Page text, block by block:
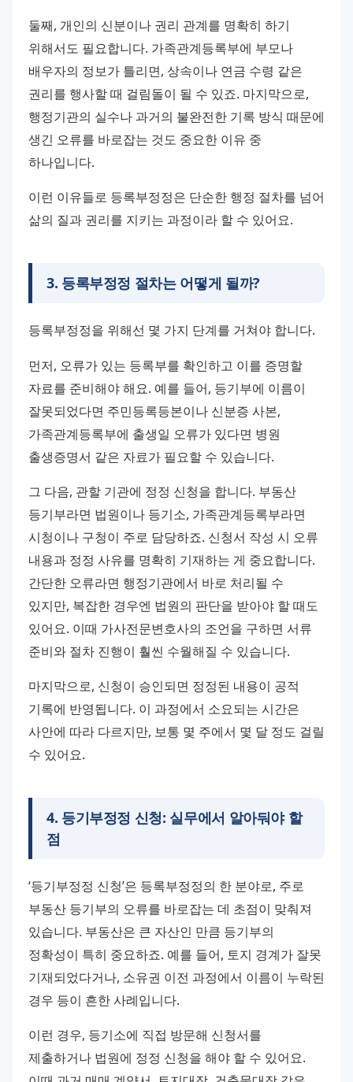
둘째, 개인의 신분이나 권리 관계를 명확히 하기
위해서도 필요합니다. 가족관계등록부에 부모나
배우자의 정보가 틀리면, 상속이나 연금 수령 같은
권리를 행사할 때 걸림돌이 될 수 있죠. 마지막으로,
행정기관의 실수나 과거의 불완전한 기록 방식 때문에
생긴 오류를 바로잡는 것도 중요한 이유 중
하나입니다.
이런 이유들로 등록부정정은 단순한 행정 절차를 넘어
삶의 질과 권리를 지키는 과정이라 할 수 있어요.
3. 등록부정정 절차는 어떻게 될까?
등록부정정을 위해선 몇 가지 단계를 거쳐야 합니다.
먼저, 오류가 있는 등록부를 확인하고 이를 증명할
자료를 준비해야 해요. 예를 들어, 등기부에 이름이
잘못되었다면 주민등록등본이나 신분증 사본,
가족관계등록부에 출생일 오류가 있다면 병원
출생증명서 같은 자료가 필요할 수 있습니다.
그 다음, 관할 기관에 정정 신청을 합니다. 부동산
등기부라면 법원이나 등기소, 가족관계등록부라면
시청이나 구청이 주로 담당하죠. 신청서 작성 시 오류
내용과 정정 사유를 명확히 기재하는 게 중요합니다.
간단한 오류라면 행정기관에서 바로 처리될 수
있지만, 복잡한 경우엔 법원의 판단을 받아야 할 때도
있어요. 이때 가사전문변호사의 조언을 구하면 서류
준비와 절차 진행이 훨씬 수월해질 수 있습니다.
마지막으로, 신청이 승인되면 정정된 내용이 공적
기록에 반영됩니다. 이 과정에서 소요되는 시간은
사안에 따라 다르지만, 보통 몇 주에서 몇 달 정도 걸릴
수 있어요.
4. 등기부정정 신청: 실무에서 알아둬야 할
점
‘등기부정정 신청’은 등록부정정의 한 분야로, 주로
부동산 등기부의 오류를 바로잡는 데 초점이 맞춰져
있습니다. 부동산은 큰 자산인 만큼 등기부의
정확성이 특히 중요하죠. 예를 들어, 토지 경계가 잘못
기재되었다거나, 소유권 이전 과정에서 이름이 누락된
경우 등이 흔한 사례입니다.
이런 경우, 등기소에 직접 방문해 신청서를
제출하거나 법원에 정정 신청을 해야 할 수 있어요.